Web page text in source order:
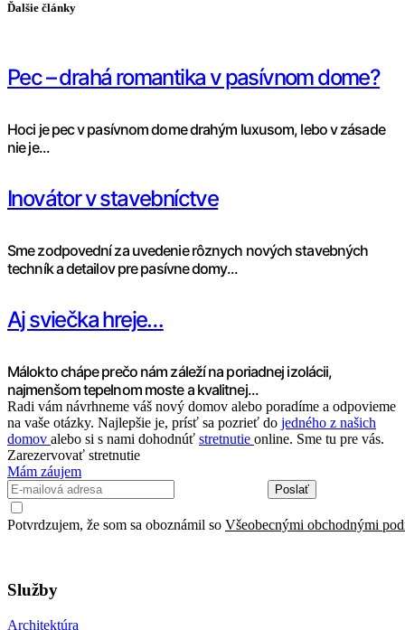
Ďalšie články
Pec – drahá romantika v pasívnom dome?
Hoci je pec v pasívnom dome drahým luxusom, lebo v zásade
nie je...
Inovátor v stavebníctve
Sme zodpovední za uvedenie rôznych nových stavebných
techník a detailov pre pasívne domy...
Aj sviečka hreje…
Málokto chápe prečo nám záleží na poriadnej izolácii,
najmenšom tepelnom moste a kvalitnej...
Radi vám návrhneme váš nový domov alebo poradíme a odpovieme
na vaše otázky. Najlepšie je, prísť sa pozrieť do jedného z našich
domov alebo si s nami dohodnúť stretnutie online. Sme tu pre vás.
Zarezervovať stretnutie
Mám záujem
Poslať
Potvrdzujem, že som sa oboznámil so Všeobecnými obchodnými
Služby
Architektúra